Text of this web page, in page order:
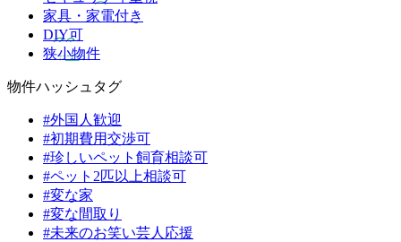
家具・家電付き
DIY可
狭小物件
物件ハッシュタグ
#外国人歓迎
#初期費用交渉可
#珍しいペット飼育相談可
#ペット2匹以上相談可
#変な家
#変な間取り
#未来のお笑い芸人応援